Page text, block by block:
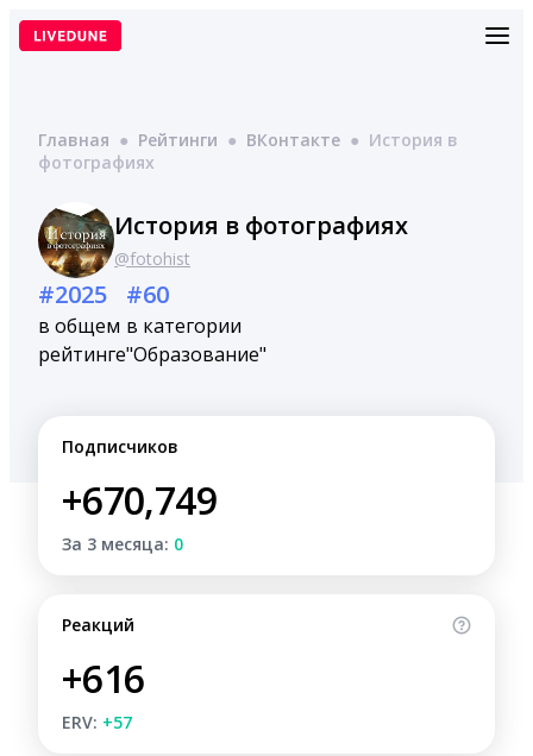
Перейти
Главная ● Рейтинги ● ВКонтакте ● История в
фотографиях
История в фотографиях
@fotohist
#2025
в общем
рейтинге
#60
в категории
"Образование"
Подписчиков
+670,749
За 3 месяца: 0
Реакций
+616
ERV: +57